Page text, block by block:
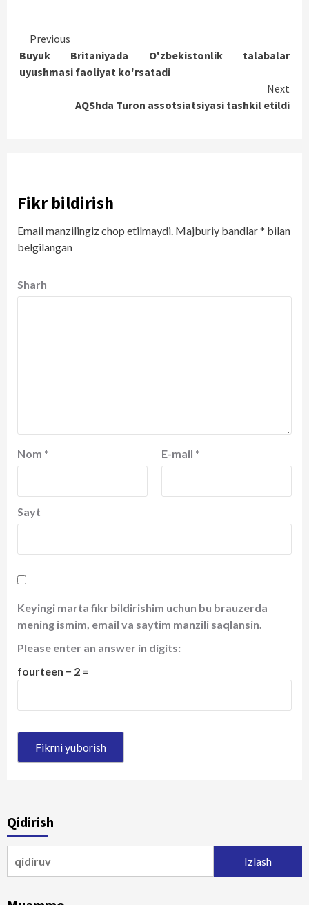
Continue
Reading
Previous
Buyuk Britaniyada O'zbekistonlik talabalar
uyushmasi faoliyat ko'rsatadi
Next
AQShda Turon assotsiatsiyasi tashkil etildi
Fikr bildirish
Email manzilingiz chop etilmaydi. Majburiy bandlar* bilan
belgilangan
Sharh
Nom * E-mail *
Sayt
Keyingi marta fikr bildirishim uchun bu brauzerda
mening ismim, email va saytim manzili saqlansin.
Please enter an answer in digits:
fourteen − 2 =
Qidirish